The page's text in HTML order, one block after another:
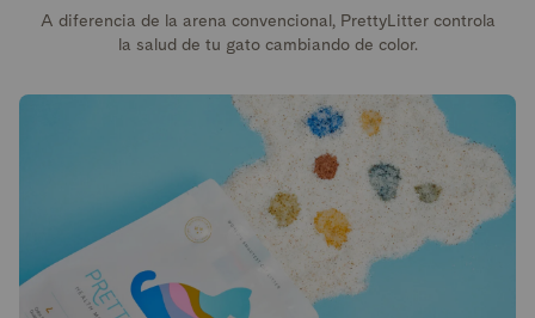
A diferencia de la arena convencional, PrettyLitter controla
la salud de tu gato cambiando de color.